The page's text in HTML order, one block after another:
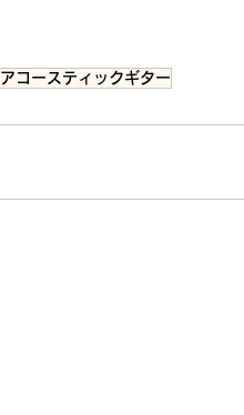
アコースティックギター